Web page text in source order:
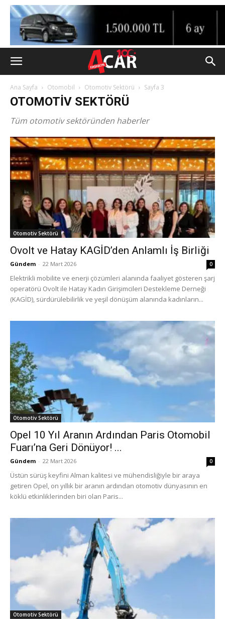
Ana Sayfa Otomobil Otomotiv Sektörü Sayfa 3
OTOMOTIV SEKTÖRÜ
Tüm otomotiv sektöründen haberler
Otomotiv Sektörü
Ovolt ve Hatay KAGİD’den Anlamlı İş Birliği
Gündem - 22 Mart 2026 0
Elektrikli mobilite ve enerji çözümleri alanında faaliyet gösteren şarj
operatörü Ovolt ile Hatay Kadın Girişimcileri Destekleme Derneği
(KAGİD), sürdürülebilirlik ve yeşil dönüşüm alanında kadınların...
Otomotiv Sektörü
Opel 10 Yıl Aranın Ardından Paris Otomobil
Fuarı’na Geri Dönüyor! ...
Gündem - 22 Mart 2026 0
Üstün sürüş keyfini Alman kalitesi ve mühendisliğiyle bir araya
getiren Opel, on yıllık bir aranın ardından otomotiv dünyasının en
köklü etkinliklerinden biri olan Paris...
Otomotiv Sektörü